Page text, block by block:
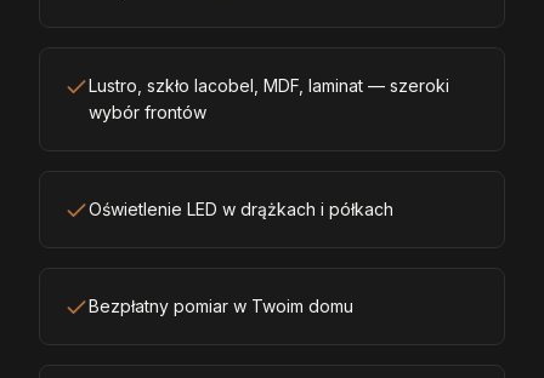
Lustro, szkło lacobel, MDF, laminat — szeroki
wybór frontów
Oświetlenie LED w drążkach i półkach
Bezpłatny pomiar w Twoim domu